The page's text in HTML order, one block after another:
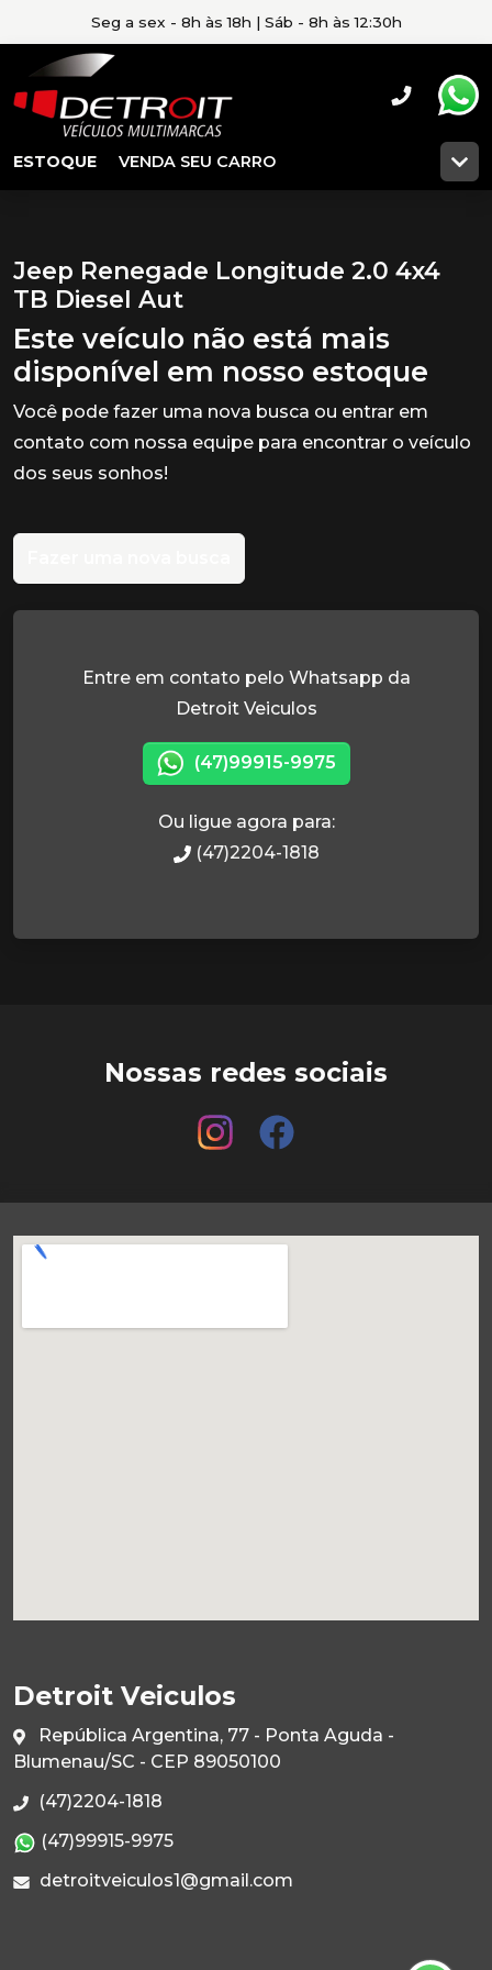
Seg a sex - 8h às 18h | Sáb - 8h às 12:30h
ESTOQUE VENDA SEU CARRO
Jeep Renegade Longitude 2.0 4x4
TB Diesel Aut
Este veículo não está mais
disponível em nosso estoque
Você pode fazer uma nova busca ou entrar em
contato com nossa equipe para encontrar o veículo
dos seus sonhos!
Entre em contato pelo Whatsapp da
Detroit Veiculos
(47)99915-9975
Ou ligue agora para:
(47)2204-1818
Nossas redes sociais
Detroit Veiculos
República Argentina, 77 - Ponta Aguda -
Blumenau/SC - CEP 89050100
(47)2204-1818
(47)99915-9975
detroitveiculos1@gmail.com